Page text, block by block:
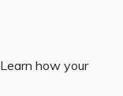
Learn how your